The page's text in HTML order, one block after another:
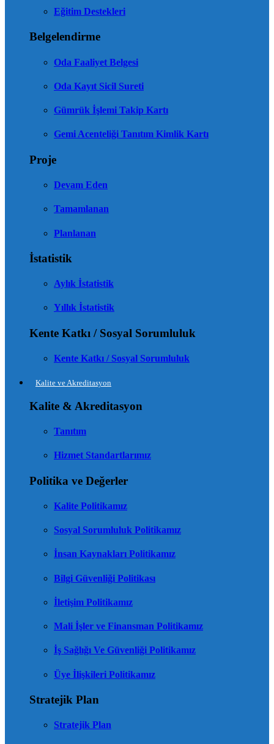
Eğitim Destekleri
Belgelendirme
Oda Faaliyet Belgesi
Oda Kayıt Sicil Sureti
Gümrük İşlemi Takip Kartı
Gemi Acenteliği Tanıtım Kimlik Kartı
Proje
Devam Eden
Tamamlanan
Planlanan
İstatistik
Aylık İstatistik
Yıllık İstatistik
Kente Katkı / Sosyal Sorumluluk
Kente Katkı / Sosyal Sorumluluk
Kalite ve Akreditasyon
Kalite & Akreditasyon
Tanıtım
Hizmet Standartlarımız
Politika ve Değerler
Kalite Politikamız
Sosyal Sorumluluk Politikamız
İnsan Kaynakları Politikamız
Bilgi Güvenliği Politikası
İletişim Politikamız
Mali İşler ve Finansman Politikamız
İş Sağlığı Ve Güvenliği Politikamız
Üye İlişkileri Politikamız
Stratejik Plan
Stratejik Plan